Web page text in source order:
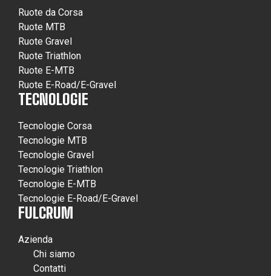
Ruote da Corsa
Ruote MTB
Ruote Gravel
Ruote Triathlon
Ruote E-MTB
Ruote E-Road/E-Gravel
TECNOLOGIE
Tecnologie Corsa
Tecnologie MTB
Tecnologie Gravel
Tecnologie Triathlon
Tecnologie E-MTB
Tecnologie E-Road/E-Gravel
FULCRUM
Azienda
Chi siamo
Contatti